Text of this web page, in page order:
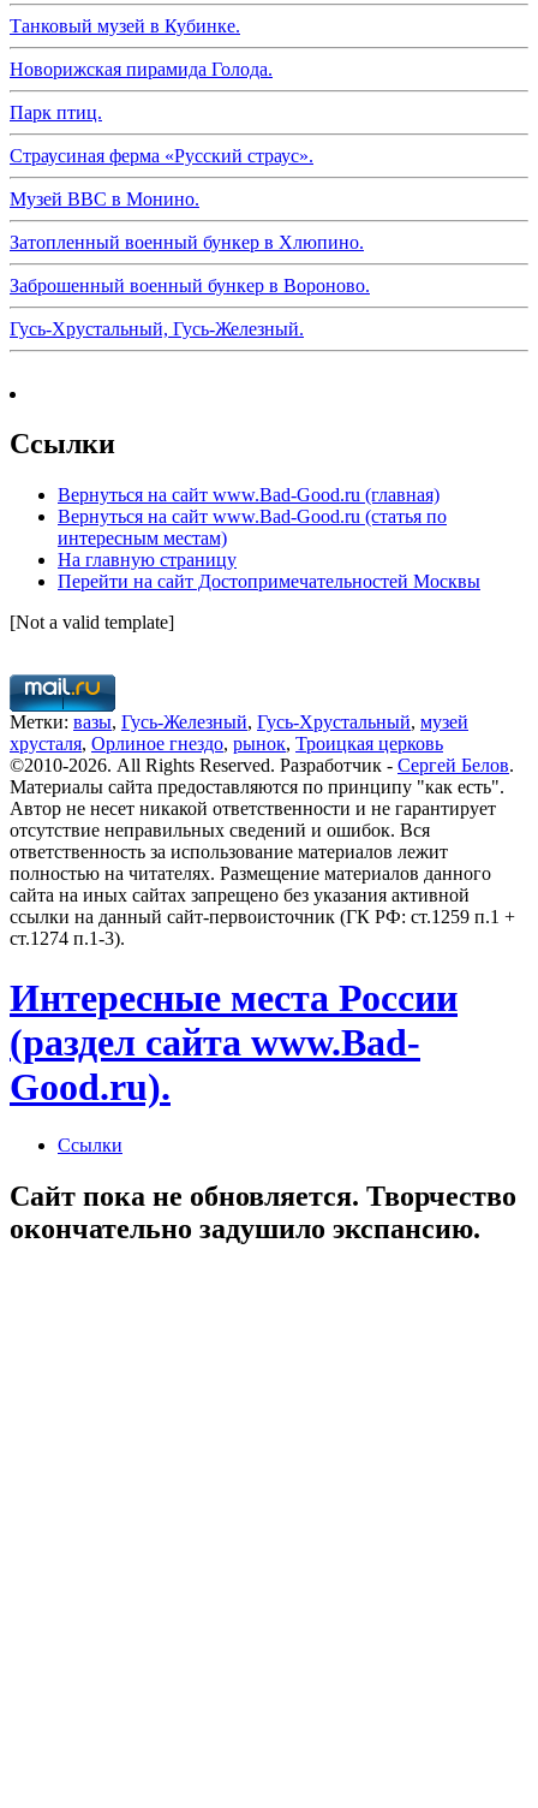
Танковый музей в Кубинке.
Новорижская пирамида Голода.
Парк птиц.
Страусиная ферма «Русский страус».
Музей ВВС в Монино.
Затопленный военный бункер в Хлюпино.
Заброшенный военный бункер в Вороново.
Гусь-Хрустальный, Гусь-Железный.
Ссылки
Вернуться на сайт www.Bad-Good.ru (главная)
Вернуться на сайт www.Bad-Good.ru (статья по
интересным местам)
На главную страницу
Перейти на сайт Достопримечательностей Москвы
[Not a valid template]
Метки: вазы, Гусь-Железный, Гусь-Хрустальный, музей
хрусталя, Орлиное гнездо, рынок, Троицкая церковь
©2010-2026. All Rights Reserved. Разработчик - Сергей Белов.
Материалы сайта предоставляются по принципу "как есть".
Автор не несет никакой ответственности и не гарантирует
отсутствие неправильных сведений и ошибок. Вся
ответственность за использование материалов лежит
полностью на читателях. Размещение материалов данного
сайта на иных сайтах запрещено без указания активной
ссылки на данный сайт-первоисточник (ГК РФ: ст.1259 п.1 +
ст.1274 п.1-3).
Интересные места России
(раздел сайта www.Bad-
Good.ru).
Ссылки
Сайт пока не обновляется. Творчество
окончательно задушило экспансию.